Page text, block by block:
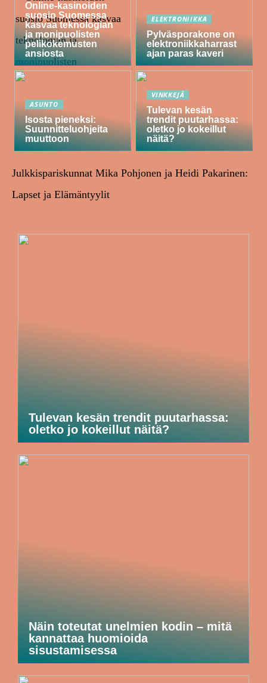
Online-kasinoiden
suosio Suomessa
kasvaa teknologian
ja monipuolisten
pelikokemusten
ansiosta
ELEKTRONIIKKA
Pylväsporakone on
elektroniikkaharrast
ajan paras kaveri
ASUNTO
Isosta pieneksi:
Suunnitteluohjeita
muuttoon
VINKKEJÄ
Tulevan kesän
trendit puutarhassa:
oletko jo kokeillut
näitä?
Julkkispariskunnat Mika Pohjonen ja Heidi Pakarinen:
Lapset ja Elämäntyylit
Tulevan kesän trendit puutarhassa:
oletko jo kokeillut näitä?
Näin toteutat unelmien kodin – mitä
kannattaa huomioida
sisustamisessa